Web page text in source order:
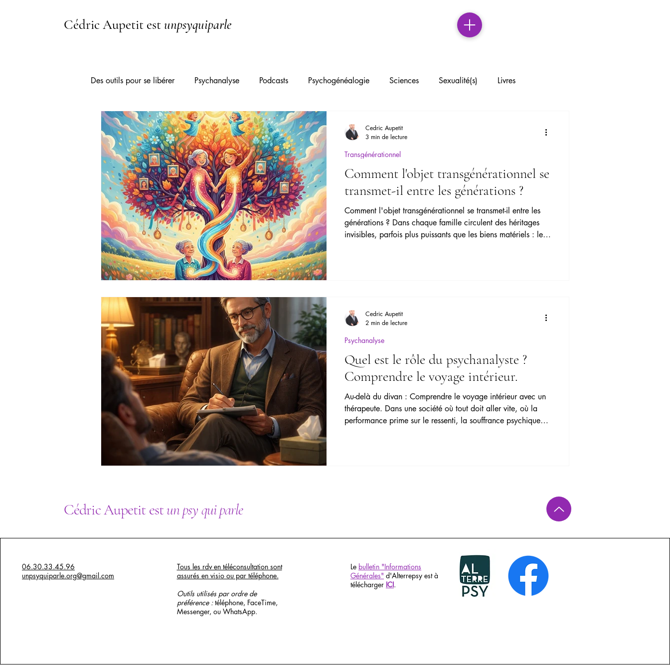
Cédric Aupetit estunpsyquiparle
Des outils pour se libérer Psychanalyse Podcasts Psychogénéalogie Sciences Sexualité(s) Livres
Spiritualité Hym.Media TV Tradition Psychanalyse Transgénérationnelle
Thérapie Systémique Brève Apathie Psychologie Psychiatrie Angoisse
Burn-out / Épuisement Gestion du stress au travail Hypersensibilité Dépendance affective
Syndrome de l'imposteur Troubles du sommeil Faire son deuil Rupture amoureuse Phobie sociale
Confiance en soi Troubles alimentaires (TCA) Fatigue mentale
Comment l'objet transgénérationnel se
transmet-il entre les générations ?
Comment l'objet transgénérationnel se transmet-il entre les
générations ? Dans chaque famille circulent des héritages
invisibles, parfois plus puissants que les biens matériels : les
Transgénérationnel
Cedric Aupetit
3 min de lecture
Quel est le rôle du psychanalyste ?
Comprendre le voyage intérieur.
Au-delà du divan : Comprendre le voyage intérieur avec un
thérapeute. Dans une société où tout doit aller vite, où la
performance prime sur le ressenti, la souffrance psychique
Psychanalyse
Cedric Aupetit
2 min de lecture
Cédric Aupetit estun psy qui parle
06.30.33.45.96
unpsyquiparle.org@gmail.com
Tous les rdv en téléconsultation sont
assurés en visio ou par téléphone.
Outils utilisés par ordre de
préférence :téléphone, FaceTime,
Messenger, ou WhatsApp.
Le bulletin "Informations
Générales" d'Alterrepsy est à
télécharger ICI.